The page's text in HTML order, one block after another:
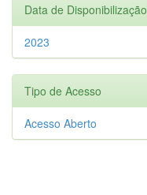
Data de Disponibilização
2023
Tipo de Acesso
Acesso Aberto